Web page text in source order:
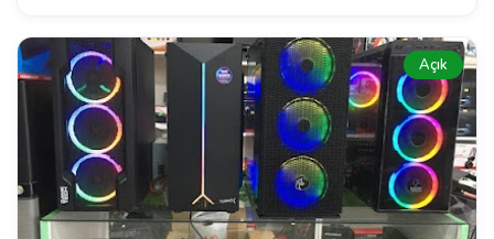
Açık